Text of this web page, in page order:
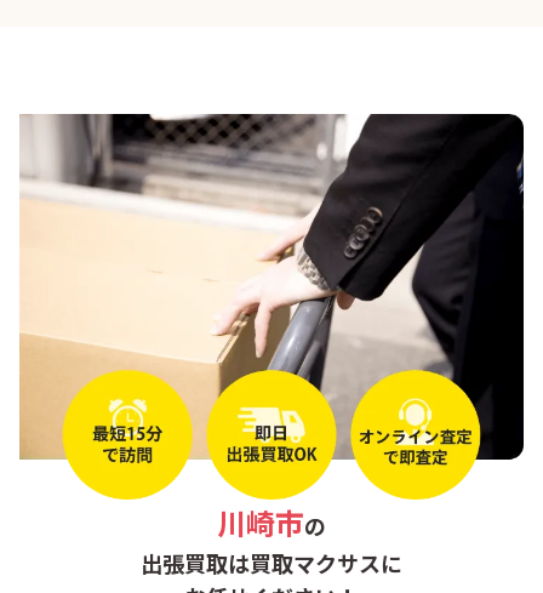
川崎市の
出張買取は買取マクサスに